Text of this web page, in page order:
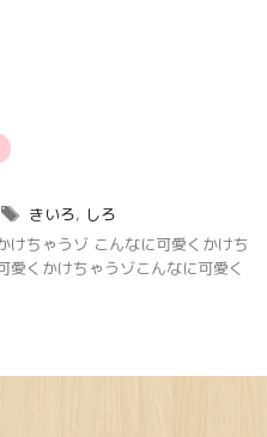
きいろ, しろ
けちゃうゾ こんなに可愛くかけち
愛くかけちゃうゾこんなに可愛く